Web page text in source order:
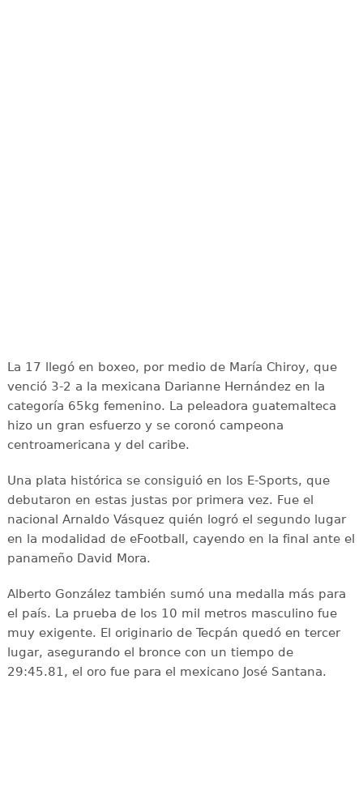
La 17 llegó en boxeo, por medio de María Chiroy, que
venció 3-2 a la mexicana Darianne Hernández en la
categoría 65kg femenino. La peleadora guatemalteca
hizo un gran esfuerzo y se coronó campeona
centroamericana y del caribe.
Una plata histórica se consiguió en los E-Sports, que
debutaron en estas justas por primera vez. Fue el
nacional Arnaldo Vásquez quién logró el segundo lugar
en la modalidad de eFootball, cayendo en la final ante el
panameño David Mora.
Alberto González también sumó una medalla más para
el país. La prueba de los 10 mil metros masculino fue
muy exigente. El originario de Tecpán quedó en tercer
lugar, asegurando el bronce con un tiempo de
29:45.81, el oro fue para el mexicano José Santana.